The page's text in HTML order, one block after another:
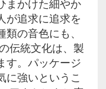
作 価格：16200円(税込)